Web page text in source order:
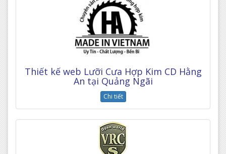
Thiết kế web Lưỡi Cưa Hợp Kim CD Hằng
An tại Quảng Ngãi
Chi tiết